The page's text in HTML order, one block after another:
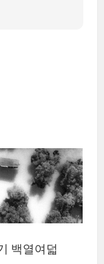
백열여덟